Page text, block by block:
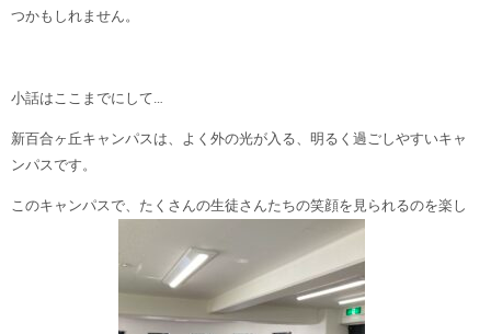
つかもしれません。
小話はここまでにして…
新百合ヶ丘キャンパスは、よく外の光が入る、明るく過ごしやすいキャ
ンパスです。
このキャンパスで、たくさんの生徒さんたちの笑顔を見られるのを楽し